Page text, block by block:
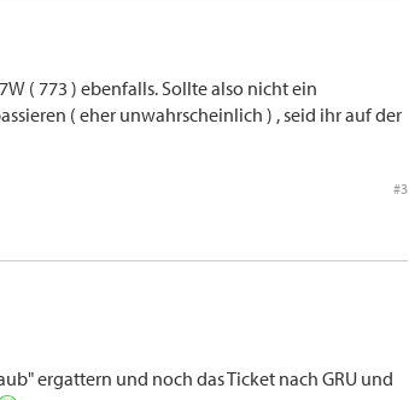
( 773 ) ebenfalls. Sollte also nicht ein
( eher unwahrscheinlich ) , seid ihr auf der
#3
ergattern und noch das Ticket nach GRU und